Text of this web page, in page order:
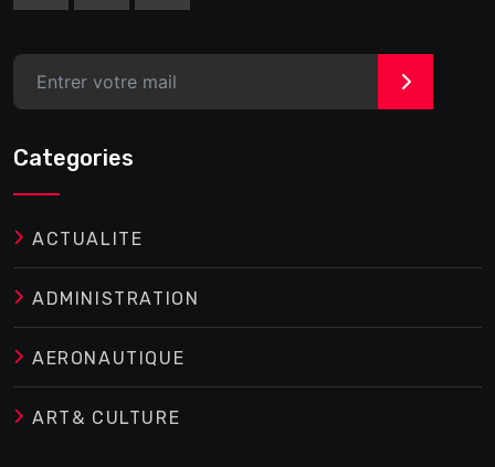
>
Categories
ACTUALITE
ADMINISTRATION
AERONAUTIQUE
ART& CULTURE